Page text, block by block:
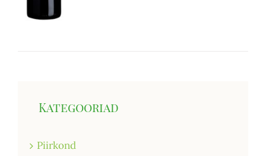
Kategooriad
Piirkond